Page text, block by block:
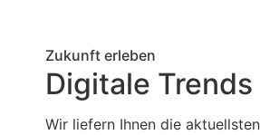
Zukunft erleben
Digitale Trends
Wir liefern Ihnen die